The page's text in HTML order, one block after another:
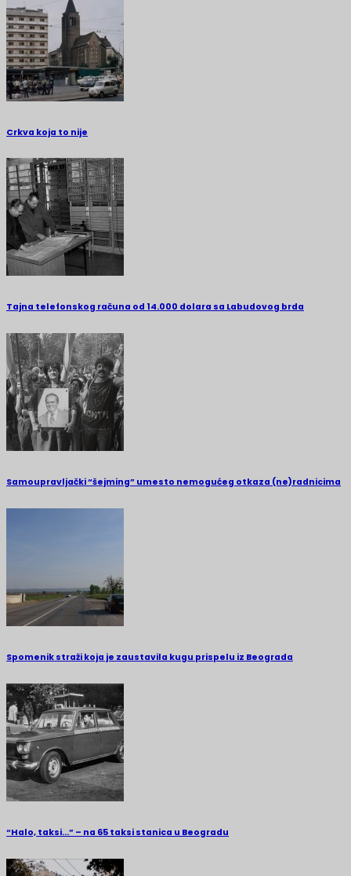
Crkva koja to nije
Tajna telefonskog računa od 14.000 dolara sa Labudovog brda
Samoupravljački “šejming” umesto nemogućeg otkaza (ne)radnicima
Spomenik straži koja je zaustavila kugu prispelu iz Beograda
“Halo, taksi…” – na 65 taksi stanica u Beogradu